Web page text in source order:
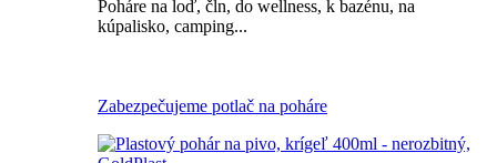
Poháre na loď, čln, do wellness, k bazénu, na
kúpalisko, camping...
Zabezpečujeme potlač na poháre